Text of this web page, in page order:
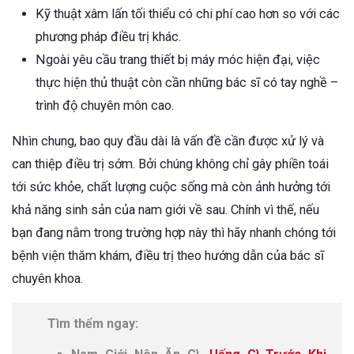
Kỹ thuật xâm lấn tối thiểu có chi phí cao hơn so với các
phương pháp điều trị khác.
Ngoài yêu cầu trang thiết bị máy móc hiện đại, việc
thực hiện thủ thuật còn cần những bác sĩ có tay nghề –
trình độ chuyên môn cao.
Nhìn chung, bao quy đầu dài là vấn đề cần được xử lý và
can thiệp điều trị sớm. Bởi chúng không chỉ gây phiền toái
tới sức khỏe, chất lượng cuộc sống mà còn ảnh hưởng tới
khả năng sinh sản của nam giới về sau. Chính vì thế, nếu
bạn đang nằm trong trường hợp này thì hãy nhanh chóng tới
bệnh viện thăm khám, điều trị theo hướng dẫn của bác sĩ
chuyên khoa.
Tìm thểm ngay: